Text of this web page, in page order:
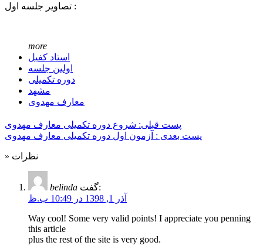
تصاویر جلسه اول :
more
استاد کفیل
اولین جلسه
دوره تکمیلی
مشهد
معارف مهدوی
پست قبلی: شروع دوره تکمیلی معارف مهدوی
پست بعدی : آزمون اول دوره تکمیلی معارف مهدوی
» نظرات
belinda
گفت:
آذر 1, 1398 در 10:49 ب.ظ
Way cool! Some very valid points! I appreciate you penning
this article
plus the rest of the site is very good.